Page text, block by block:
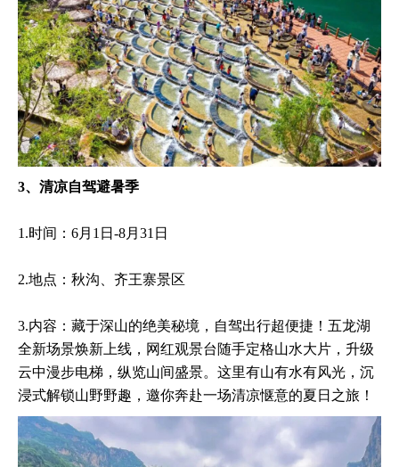
3、清凉自驾避暑季
1.时间：6月1日-8月31日
2.地点：秋沟、齐王寨景区
3.内容：藏于深山的绝美秘境，自驾出行超便捷！五龙湖
全新场景焕新上线，网红观景台随手定格山水大片，升级
云中漫步电梯，纵览山间盛景。这里有山有水有风光，沉
浸式解锁山野野趣，邀你奔赴一场清凉惬意的夏日之旅！